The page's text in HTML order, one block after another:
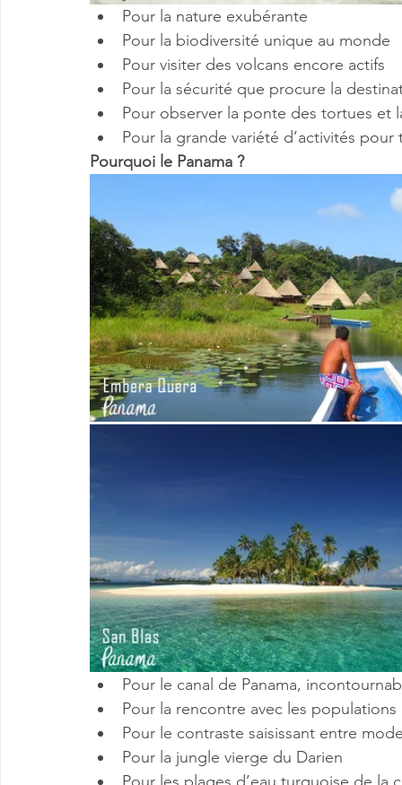
Pour la nature exubérante
Pour la biodiversité unique au monde
Pour visiter des volcans encore actifs
Pour la sécurité que procure la
Pour observer la ponte des tortues et
Pour la grande variété d’activités
Pourquoi le Panama ?
Pour le canal de Panama,
Pour la rencontre avec les
Pour le contraste saisissant entre
Pour la jungle vierge du Darien